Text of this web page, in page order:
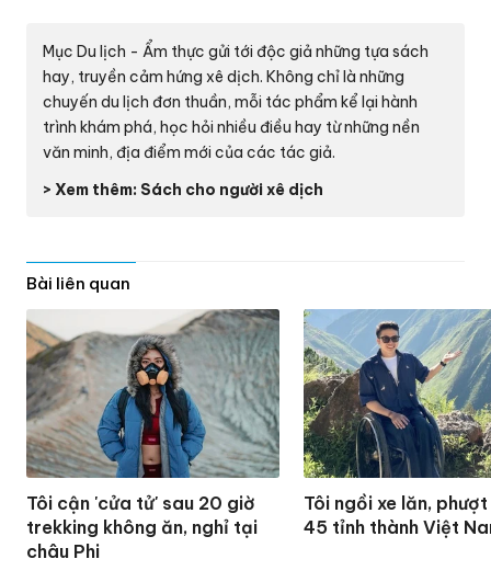
Mục Du lịch - Ẩm thực gửi tới độc giả những tựa sách
hay, truyền cảm hứng xê dịch. Không chỉ là những
chuyến du lịch đơn thuần, mỗi tác phẩm kể lại hành
trình khám phá, học hỏi nhiều điều hay từ những nền
văn minh, địa điểm mới của các tác giả.
> Xem thêm: Sách cho người xê dịch
Bài liên quan
Tôi cận 'cửa tử' sau 20 giờ
trekking không ăn, nghỉ tại
châu Phi
Tôi ngồi xe lăn,
45 tỉnh thành Việt